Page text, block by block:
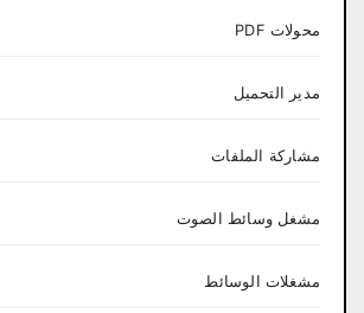
محولات PDF
مدير التحميل
مشاركة الملفات
مشغل وسائط الصوت
مشغلات الوسائط